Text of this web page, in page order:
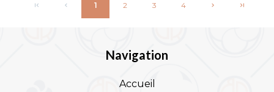
1 2 3 4
Navigation
Accueil